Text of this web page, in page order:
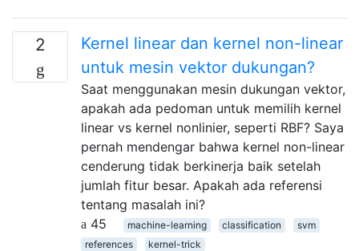
2
Kernel linear dan kernel non-linear
untuk mesin vektor dukungan?
Saat menggunakan mesin dukungan vektor,
apakah ada pedoman untuk memilih kernel
linear vs kernel nonlinier, seperti RBF? Saya
pernah mendengar bahwa kernel non-linear
cenderung tidak berkinerja baik setelah
jumlah fitur besar. Apakah ada referensi
tentang masalah ini?
45
machine-learning classification
svm
references
kernel-trick